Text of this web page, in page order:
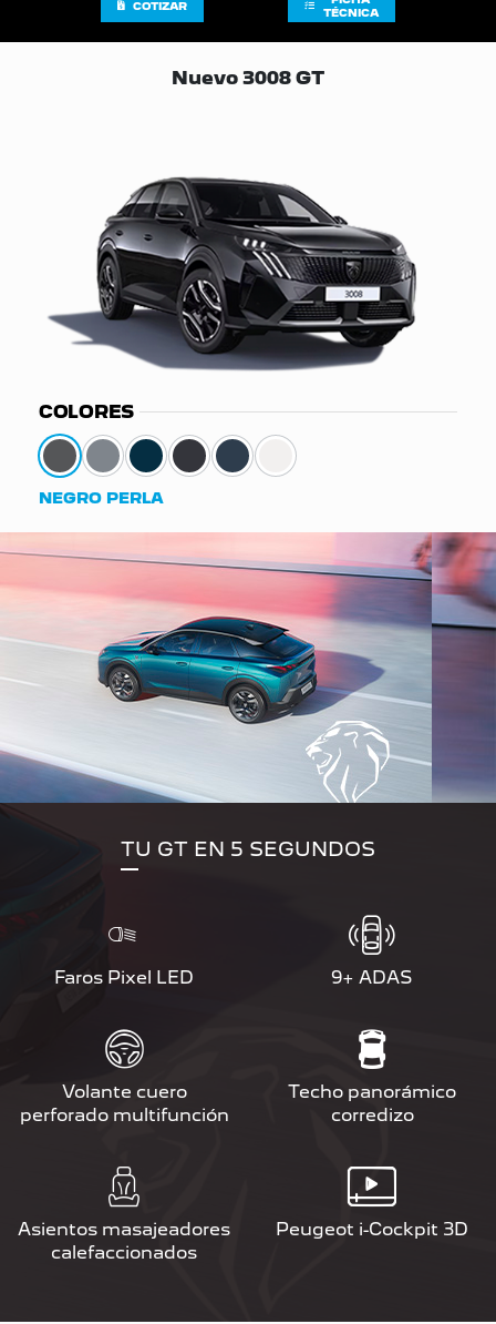
COTIZAR
TÉCNICA
Nuevo 3008 GT
COLORES
NEGRO PERLA
TU GT EN 5 SEGUNDOS
Faros Pixel LED 9+ ADAS
Volante cuero
perforado multifunción
Techo panorámico
corredizo
Asientos masajeadores
calefaccionados
Peugeot i-Cockpit 3D